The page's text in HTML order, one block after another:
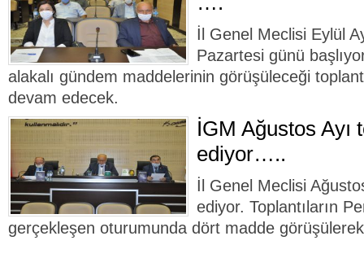
İl Genel Meclisi Eylül
Pazartesi günü
alakalı gündem maddelerinin görüşüleceği
devam edecek.
İGM Ağustos Ayı
ediyor…..
İl Genel Meclisi
ediyor. Toplantıların
gerçekleşen oturumunda dört madde